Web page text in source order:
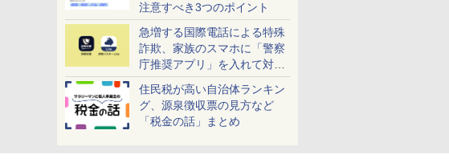
注意すべき3つのポイント
急増する国際電話による特殊
詐欺、家族のスマホに「警察
庁推奨アプリ」を入れて対策
しよう！
住民税が高い自治体ランキン
グ、源泉徴収票の見方など
「税金の話」まとめ